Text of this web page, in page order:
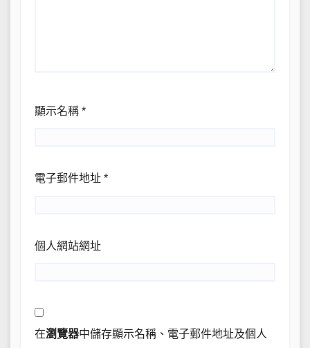
顯示名稱 *
電子郵件地址 *
個人網站網址
在瀏覽器中儲存顯示名稱、電子郵件地址及個人